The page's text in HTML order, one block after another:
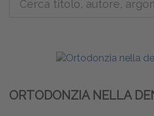
ORTODONZIA NELLA